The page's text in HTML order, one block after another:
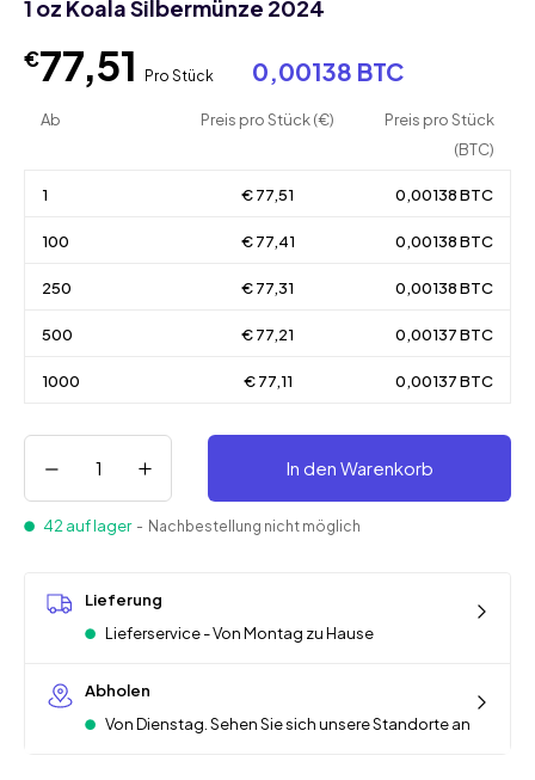
1 oz Koala Silbermünze 2024
€77,51 Pro Stück 0,00138 BTC
Ab Preis pro Stück (€)
Preis pro Stück
(BTC)
1 € 77,51 0,00138 BTC
100 € 77,41 0,00138 BTC
250 € 77,31 0,00138 BTC
500 € 77,21 0,00137 BTC
1000 € 77,11 0,00137 BTC
In den Warenkorb
42 auf lager - Nachbestellung nicht möglich
Lieferung
Lieferservice - Von Montag zu Hause
Abholen
Von Dienstag. Sehen Sie sich unsere Standorte an